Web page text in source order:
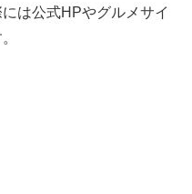
は公式HPやグルメサイ